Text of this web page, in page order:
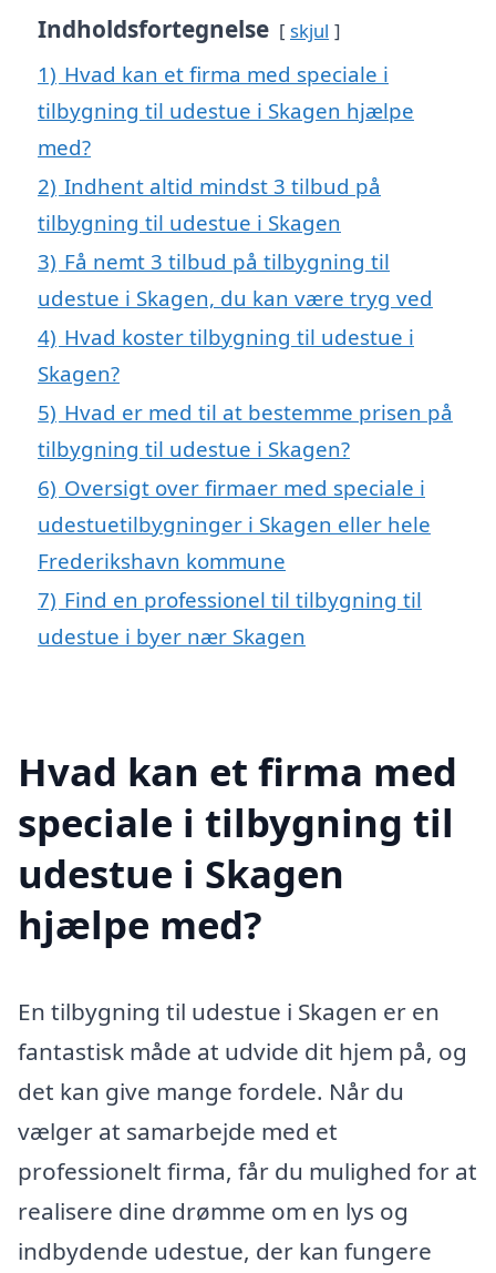
Indholdsfortegnelse skjul
1) Hvad kan et firma med speciale i
tilbygning til udestue i Skagen hjælpe
med?
2) Indhent altid mindst 3 tilbud på
tilbygning til udestue i Skagen
3) Få nemt 3 tilbud på tilbygning til
udestue i Skagen, du kan være tryg ved
4) Hvad koster tilbygning til udestue i
Skagen?
5) Hvad er med til at bestemme prisen på
tilbygning til udestue i Skagen?
6) Oversigt over firmaer med speciale i
udestuetilbygninger i Skagen eller hele
Frederikshavn kommune
7) Find en professionel til tilbygning til
udestue i byer nær Skagen
Hvad kan et firma med
speciale i tilbygning til
udestue i Skagen
hjælpe med?
En tilbygning til udestue i Skagen er en
fantastisk måde at udvide dit hjem på, og
det kan give mange fordele. Når du
vælger at samarbejde med et
professionelt firma, får du mulighed for at
realisere dine drømme om en lys og
indbydende udestue, der kan fungere